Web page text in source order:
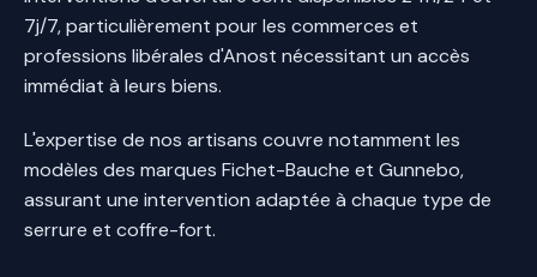
7j/7, particulièrement pour les commerces et
professions libérales d'Anost nécessitant un accès
immédiat à leurs biens.
L'expertise de nos artisans couvre notamment les
modèles des marques Fichet-Bauche et Gunnebo,
assurant une intervention adaptée à chaque type de
serrure et coffre-fort.